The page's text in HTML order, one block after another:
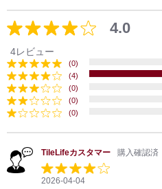
4.0
4レビュー
(0)
(4)
(0)
(0)
(0)
TileLifeカスタマー 購入確認済
2026-04-04